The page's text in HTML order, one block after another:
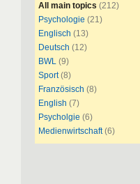
All main topics (212)
Psychologie (21)
Englisch (13)
Deutsch (12)
BWL (9)
Sport (8)
Französisch (8)
English (7)
Psycholgie (6)
Medienwirtschaft (6)